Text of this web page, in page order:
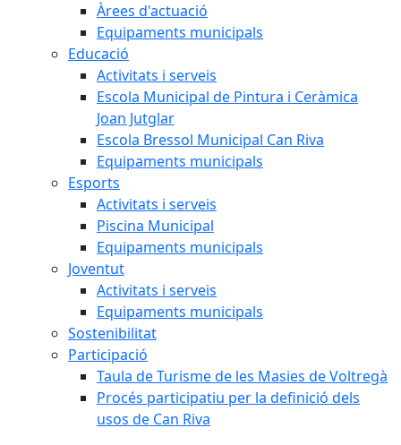
Àrees d'actuació
Equipaments municipals
Educació
Activitats i serveis
Escola Municipal de Pintura i Ceràmica
Joan Jutglar
Escola Bressol Municipal Can Riva
Equipaments municipals
Esports
Activitats i serveis
Piscina Municipal
Equipaments municipals
Joventut
Activitats i serveis
Equipaments municipals
Sostenibilitat
Participació
Taula de Turisme de les Masies de Voltregà
Procés participatiu per la definició dels
usos de Can Riva